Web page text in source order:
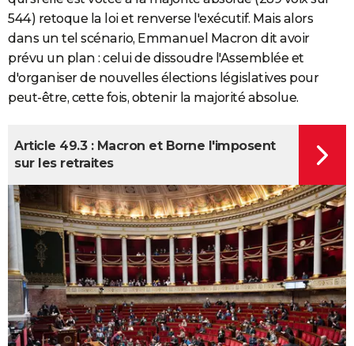
544) retoque la loi et renverse l'exécutif. Mais alors
dans un tel scénario, Emmanuel Macron dit avoir
prévu un plan : celui de dissoudre l'Assemblée et
d'organiser de nouvelles élections législatives pour
peut-être, cette fois, obtenir la majorité absolue.
Article 49.3 : Macron et Borne l'imposent
sur les retraites